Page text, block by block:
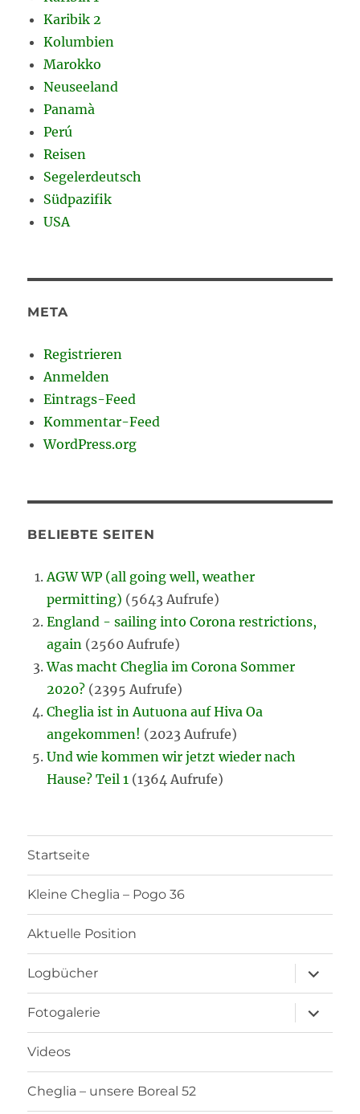
Karibik 2
Kolumbien
Marokko
Neuseeland
Panamà
Perú
Reisen
Segelerdeutsch
Südpazifik
USA
META
Registrieren
Anmelden
Eintrags-Feed
Kommentar-Feed
WordPress.org
BELIEBTE SEITEN
AGW WP (all going well, weather
permitting) (5643 Aufrufe)
England - sailing into Corona restrictions,
again (2560 Aufrufe)
Was macht Cheglia im Corona Sommer
2020? (2395 Aufrufe)
Cheglia ist in Autuona auf Hiva Oa
angekommen! (2023 Aufrufe)
Und wie kommen wir jetzt wieder nach
Hause? Teil 1 (1364 Aufrufe)
Startseite
Kleine Cheglia – Pogo 36
Aktuelle Position
Logbücher
öffnen
Fotogalerie
öffnen
Videos
Cheglia – unsere Boreal 52